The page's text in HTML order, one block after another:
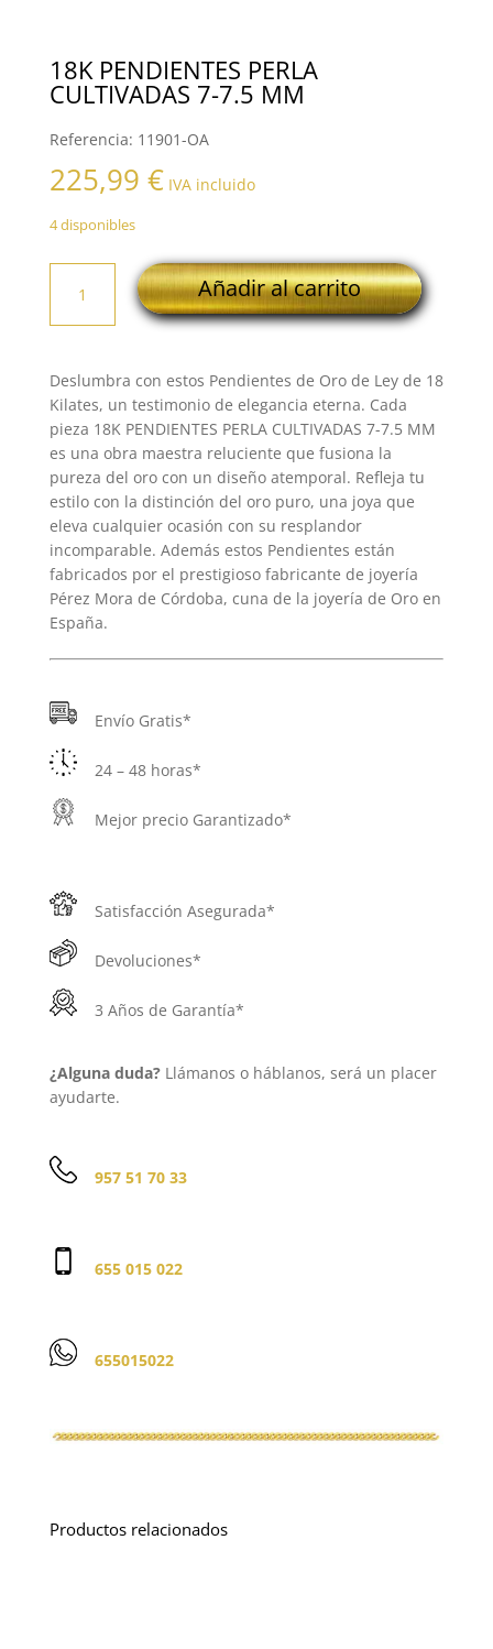
18K PENDIENTES PERLA
CULTIVADAS 7-7.5 MM
Referencia: 11901-OA
225,99 € IVA incluido
4 disponibles
PENDIENTES
PERLA
7-
7.5
MM
cantidad
Añadir al carrito
Deslumbra con estos Pendientes de Oro de Ley de 18
Kilates, un testimonio de elegancia eterna. Cada
pieza 18K PENDIENTES PERLA CULTIVADAS 7-7.5 MM
es una obra maestra reluciente que fusiona la
pureza del oro con un diseño atemporal. Refleja tu
estilo con la distinción del oro puro, una joya que
eleva cualquier ocasión con su resplandor
incomparable. Además estos Pendientes están
fabricados por el prestigioso fabricante de joyería
Pérez Mora de Córdoba, cuna de la joyería de Oro en
España.
Envío Gratis*
24 – 48 horas*
Mejor precio Garantizado*
Satisfacción Asegurada*
Devoluciones*
3 Años de Garantía*
¿Alguna duda?Llámanos o háblanos, será un placer
ayudarte.
957 51 70 33
655 015 022
655015022
Productos relacionados